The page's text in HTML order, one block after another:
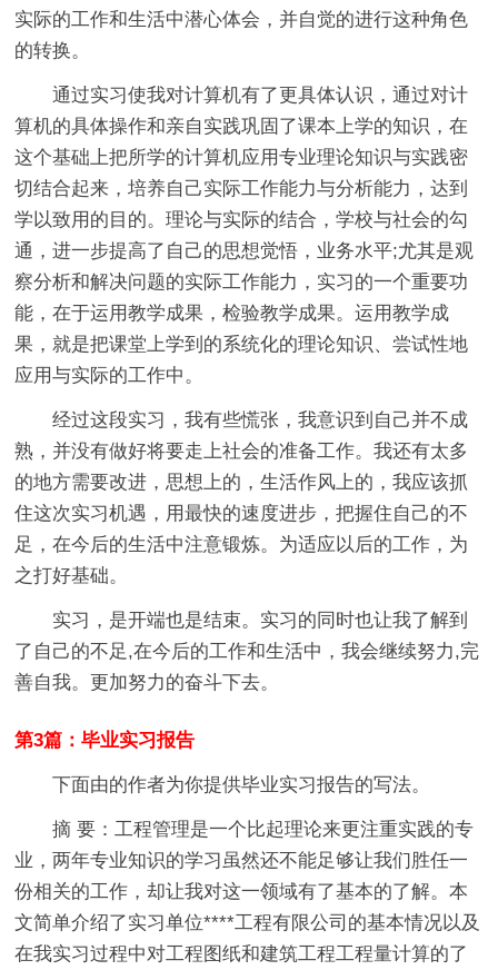
实际的工作和生活中潜心体会，并自觉的进行这种角色
的转换。
通过实习使我对计算机有了更具体认识，通过对计
算机的具体操作和亲自实践巩固了课本上学的知识，在
这个基础上把所学的计算机应用专业理论知识与实践密
切结合起来，培养自己实际工作能力与分析能力，达到
学以致用的目的。理论与实际的结合，学校与社会的勾
通，进一步提高了自己的思想觉悟，业务水平;尤其是观
察分析和解决问题的实际工作能力，实习的一个重要功
能，在于运用教学成果，检验教学成果。运用教学成
果，就是把课堂上学到的系统化的理论知识、尝试性地
应用与实际的工作中。
经过这段实习，我有些慌张，我意识到自己并不成
熟，并没有做好将要走上社会的准备工作。我还有太多
的地方需要改进，思想上的，生活作风上的，我应该抓
住这次实习机遇，用最快的速度进步，把握住自己的不
足，在今后的生活中注意锻炼。为适应以后的工作，为
之打好基础。
实习，是开端也是结束。实习的同时也让我了解到
了自己的不足,在今后的工作和生活中，我会继续努力,完
善自我。更加努力的奋斗下去。
第3篇：毕业实习报告
下面由的作者为你提供毕业实习报告的写法。
摘 要：工程管理是一个比起理论来更注重实践的专
业，两年专业知识的学习虽然还不能足够让我们胜任一
份相关的工作，却让我对这一领域有了基本的了解。本
文简单介绍了实习单位****工程有限公司的基本情况以及
在我实习过程中对工程图纸和建筑工程工程量计算的了